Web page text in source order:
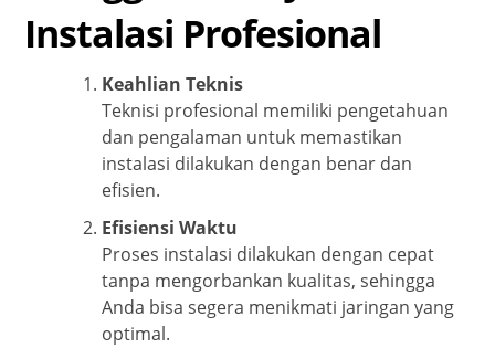
Instalasi Profesional
Keahlian Teknis
Teknisi profesional memiliki pengetahuan
dan pengalaman untuk memastikan
instalasi dilakukan dengan benar dan
efisien.
Efisiensi Waktu
Proses instalasi dilakukan dengan cepat
tanpa mengorbankan kualitas, sehingga
Anda bisa segera menikmati jaringan yang
optimal.